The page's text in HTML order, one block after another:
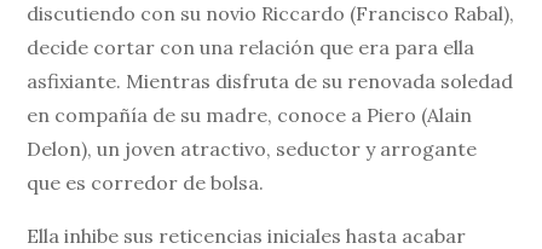
discutiendo con su novio Riccardo (Francisco Rabal),
decide cortar con una relación que era para ella
asfixiante. Mientras disfruta de su renovada soledad
en compañí­a de su madre, conoce a Piero (Alain
Delon), un joven atractivo, seductor y arrogante
que es corredor de bolsa.
Ella inhibe sus reticencias iniciales hasta acabar